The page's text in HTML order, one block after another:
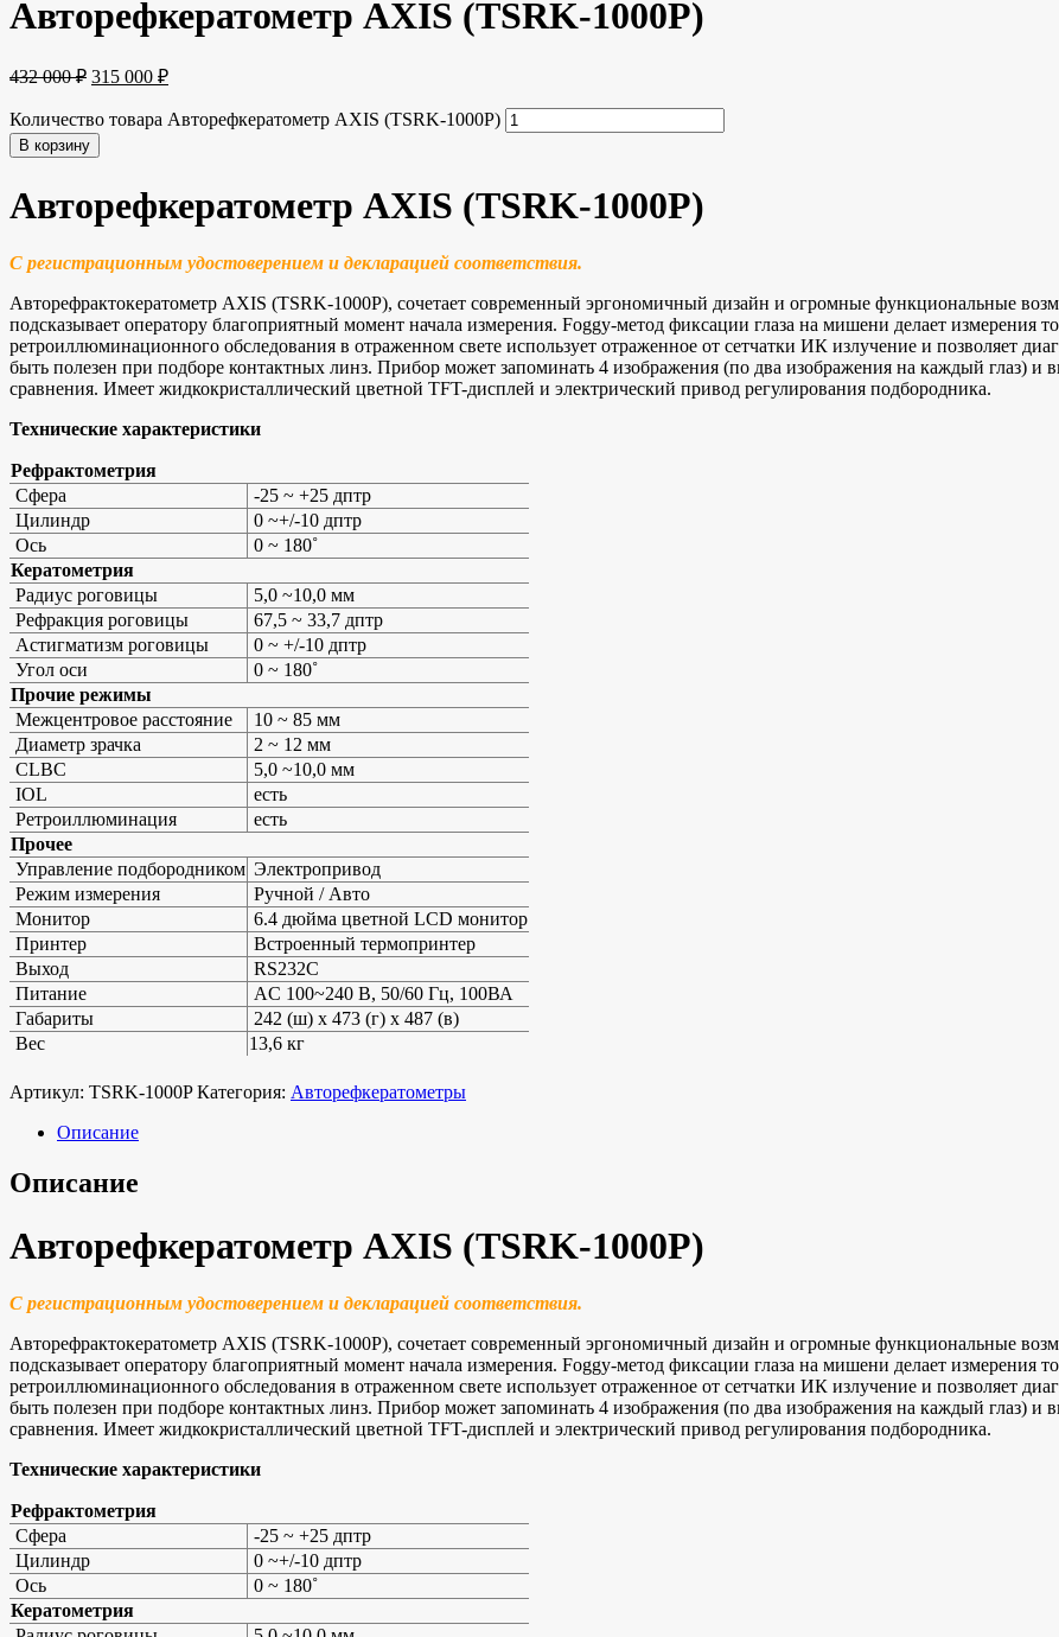
Авторефкератометр AXIS (TSRK-1000P)
432 000₽ 315 000 ₽
Количество товара Авторефкератометр AXIS (TSRK-1000P)
В корзину
Авторефкератометр AXIS (TSRK-1000P)
С регистрационным удостоверением и декларацией соответствия.
Авторефрактокератометр AXIS (TSRK-1000P), сочетает современный эргономичный дизайн и огромные функциональные
подсказывает оператору благоприятный момент начала измерения. Foggy-метод фиксации глаза на мишени делает
ретроиллюминационного обследования в отраженном свете использует отраженное от сетчатки ИК излучение и позволяет
быть полезен при подборе контактных линз. Прибор может запоминать 4 изображения (по два изображения на каждый глаз) и
сравнения. Имеет жидкокристаллический цветной TFT-дисплей и электрический привод регулирования подбородника.
Технические характеристики
Рефрактометрия
Сфера
-25 ~ +25 дптр
Цилиндр
0 ~+/-10 дптр
Ось
0 ~ 180˚
Кератометрия
Радиус роговицы
5,0 ~10,0 мм
Рефракция роговицы
67,5 ~ 33,7 дптр
Астигматизм роговицы
0 ~ +/-10 дптр
Угол оси
0 ~ 180˚
Прочие режимы
Межцентровое расстояние
10 ~ 85 мм
Диаметр зрачка
2 ~ 12 мм
CLBC
5,0 ~10,0 мм
IOL
есть
Ретроиллюминация
есть
Прочее
Управление подбородником Электропривод
Режим измерения
Ручной / Авто
Монитор
6.4 дюйма цветной LCD монитор
Принтер
Встроенный термопринтер
Выход
RS232C
Питание
AC 100~240 В, 50/60 Гц, 100ВА
Габариты
242 (ш) x 473 (г) x 487 (в)
Вес
13,6 кг
Артикул: TSRK-1000P Категория: Авторефкератометры
Описание
Описание
Авторефкератометр AXIS (TSRK-1000P)
С регистрационным удостоверением и декларацией соответствия.
Авторефрактокератометр AXIS (TSRK-1000P), сочетает современный эргономичный дизайн и огромные функциональные
подсказывает оператору благоприятный момент начала измерения. Foggy-метод фиксации глаза на мишени делает
ретроиллюминационного обследования в отраженном свете использует отраженное от сетчатки ИК излучение и позволяет
быть полезен при подборе контактных линз. Прибор может запоминать 4 изображения (по два изображения на каждый глаз) и
сравнения. Имеет жидкокристаллический цветной TFT-дисплей и электрический привод регулирования подбородника.
Технические характеристики
Рефрактометрия
Сфера
-25 ~ +25 дптр
Цилиндр
0 ~+/-10 дптр
Ось
0 ~ 180˚
Кератометрия